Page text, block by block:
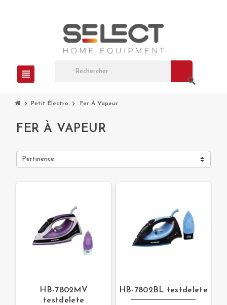
view_headline
search
chevron_right Petit Électro chevron_right Fer À Vapeur
FER À VAPEUR
Pertinence
HB-7802MV
testdelete
HB-7802BL testdelete